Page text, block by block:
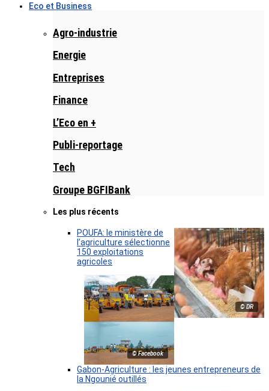
Eco et Business
Agro-industrie
Energie
Entreprises
Finance
L’Eco en +
Publi-reportage
Tech
Groupe BGFIBank
Les plus récents
© DR
POUFA: le ministère de
l’agriculture sélectionne
150 exploitations
agricoles
© Facebook
Gabon-Agriculture : les jeunes entrepreneurs de
la Ngounié outillés